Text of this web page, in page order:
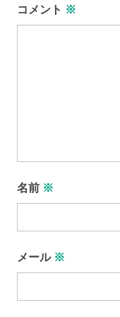
コメント ※
名前 ※
メール ※